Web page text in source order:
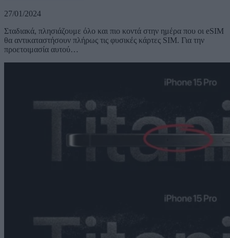
27/01/2024
Σταδιακά, πλησιάζουμε όλο και πιο κοντά στην ημέρα που οι eSIM
θα αντικαταστήσουν πλήρως τις φυσικές κάρτες SIM. Για την
προετοιμασία αυτού…